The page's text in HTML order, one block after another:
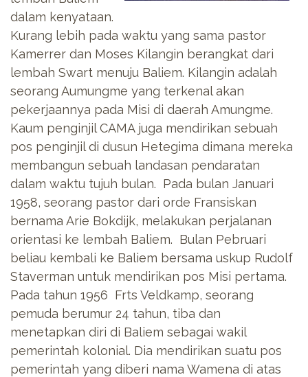
dalam kenyataan.
Kurang lebih pada waktu yang sama pastor
Kamerrer dan Moses Kilangin berangkat dari
lembah Swart menuju Baliem. Kilangin adalah
seorang Aumungme yang terkenal akan
pekerjaannya pada Misi di daerah Amungme.
Kaum penginjil CAMA juga mendirikan sebuah
pos penginjil di dusun Hetegima dimana mereka
membangun sebuah landasan pendaratan
dalam waktu tujuh bulan. Pada bulan Januari
1958, seorang pastor dari orde Fransiskan
bernama Arie Bokdijk, melakukan perjalanan
orientasi ke lembah Baliem. Bulan Pebruari
beliau kembali ke Baliem bersama uskup Rudolf
Staverman untuk mendirikan pos Misi pertama.
Pada tahun 1956 Frts Veldkamp, seorang
pemuda berumur 24 tahun, tiba dan
menetapkan diri di Baliem sebagai wakil
pemerintah kolonial. Dia mendirikan suatu pos
pemerintah yang diberi nama Wamena di atas